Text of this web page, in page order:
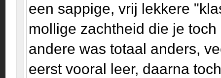
een sappige, vrij lekkere
mollige zachtheid die je
andere was totaal anders,
eerst vooral leer, daarna